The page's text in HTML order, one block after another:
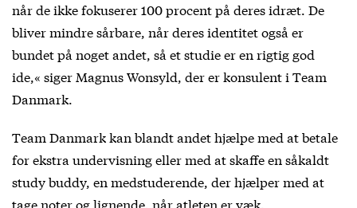
når de ikke fokuserer 100 procent på deres idræt. De
bliver mindre sårbare, når deres identitet også er
bundet på noget andet, så et studie er en rigtig god
ide,« siger Magnus Wonsyld, der er konsulent i Team
Danmark.
Team Danmark kan blandt andet hjælpe med at betale
for ekstra undervisning eller med at skaffe en såkaldt
study buddy, en medstuderende, der hjælper med at
tage noter og lignende, når atleten er væk.